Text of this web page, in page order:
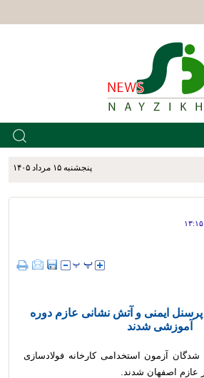
پنجشنبه ۱۵ مرداد ۱۴۰۵
پرسنل ایمنی و آتش نشانی عازم دوره
آموزشی شدند
شدگان آزمون استخدامی کارخانه فولادسازی
عازم اصفهان شدند.